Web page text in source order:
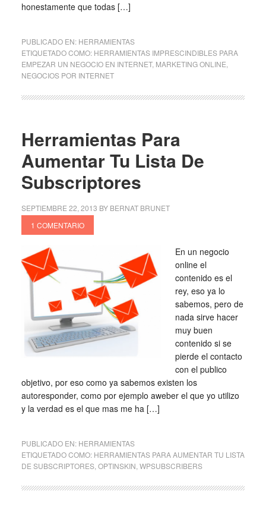
honestamente que todas […]
PUBLICADO EN: HERRAMIENTAS
ETIQUETADO COMO: HERRAMIENTAS IMPRESCINDIBLES PARA
EMPEZAR UN NEGOCIO EN INTERNET, MARKETING ONLINE
NEGOCIOS POR INTERNET
Herramientas Para
Aumentar Tu Lista De
Subscriptores
SEPTIEMBRE 22, 2013 BY BERNAT BRUNET
1 COMENTARIO
En un negocio
online el
contenido es el
rey, eso ya lo
sabemos, pero de
nada sirve hacer
muy buen
contenido si se
pierde el contacto
con el publico
objetivo, por eso como ya sabemos existen los
autoresponder, como por ejemplo aweber el que yo utilizo
y la verdad es el que mas me ha […]
PUBLICADO EN: HERRAMIENTAS
ETIQUETADO COMO: HERRAMIENTAS PARA AUMENTAR TU LISTA
DE SUBSCRIPTORES, OPTINSKIN WPSUBSCRIBERS